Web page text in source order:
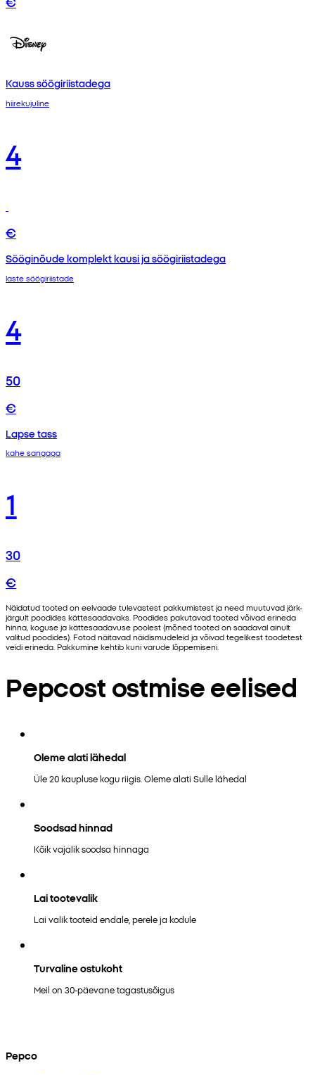
Kauss söögiriistadega
hiirekujuline
4
€
Sööginõude komplekt kausi ja söögiriistadega
laste söögiriistade
4
50
€
Lapse tass
kahe sangaga
1
30
€
Näidatud tooted on eelvaade tulevastest pakkumistest ja need muutuvad järk-
järgult poodides kättesaadavaks. Poodides pakutavad tooted võivad erineda
hinna, koguse ja kättesaadavuse poolest (mõned tooted on saadaval ainult
valitud poodides). Fotod näitavad näidismudeleid ja võivad tegelikest toodetest
veidi erineda. Pakkumine kehtib kuni varude lõppemiseni.
Pepcost ostmise eelised
Oleme alati lähedal
Üle 20 kaupluse kogu riigis. Oleme alati Sulle lähedal
Soodsad hinnad
Kõik vajalik soodsa hinnaga
Lai tootevalik
Lai valik tooteid endale, perele ja kodule
Turvaline ostukoht
Meil on 30-päevane tagastusõigus
Pepco